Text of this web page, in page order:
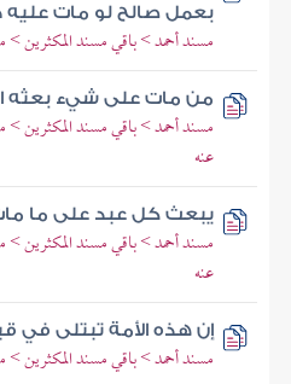
بعمل صالح لو مات عليه
مسند أحمد > باقي مسند المكثرين
من مات على شيء بعثه
مسند أحمد > باقي مسند المكثرين >
عنه
يبعث كل عبد على ما
مسند أحمد > باقي مسند المكثرين >
عنه
إن هذه الأمة تبتلى في
مسند أحمد > باقي مسند المكثرين >